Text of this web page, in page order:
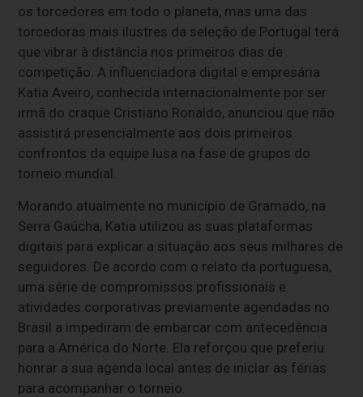
os torcedores em todo o planeta, mas uma das
torcedoras mais ilustres da seleção de Portugal terá
que vibrar à distância nos primeiros dias de
competição. A influenciadora digital e empresária
Katia Aveiro, conhecida internacionalmente por ser
irmã do craque Cristiano Ronaldo, anunciou que não
assistirá presencialmente aos dois primeiros
confrontos da equipe lusa na fase de grupos do
torneio mundial.
Morando atualmente no município de Gramado, na
Serra Gaúcha, Katia utilizou as suas plataformas
digitais para explicar a situação aos seus milhares de
seguidores. De acordo com o relato da portuguesa,
uma série de compromissos profissionais e
atividades corporativas previamente agendadas no
Brasil a impediram de embarcar com antecedência
para a América do Norte. Ela reforçou que preferiu
honrar a sua agenda local antes de iniciar as férias
para acompanhar o torneio.